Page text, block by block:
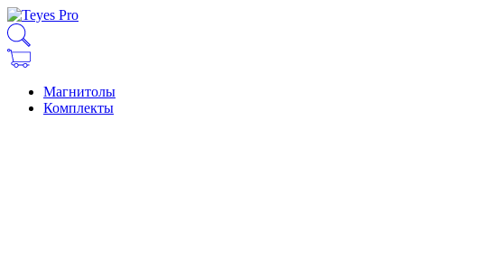
Магнитолы
Комплекты